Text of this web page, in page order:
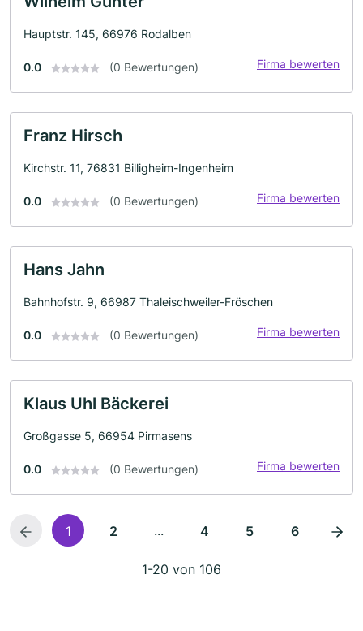
Hauptstr. 145, 66976 Rodalben
0.0 (0 Bewertungen) Firma bewerten
Franz Hirsch
Kirchstr. 11, 76831 Billigheim-Ingenheim
0.0 (0 Bewertungen) Firma bewerten
Hans Jahn
Bahnhofstr. 9, 66987 Thaleischweiler-Fröschen
0.0 (0 Bewertungen) Firma bewerten
Klaus Uhl Bäckerei
Großgasse 5, 66954 Pirmasens
0.0 (0 Bewertungen) Firma bewerten
1 2 ... 4 5 6
1-20 von 106